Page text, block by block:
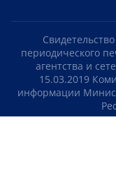
периодического
агентства и
15.03.2019
информации